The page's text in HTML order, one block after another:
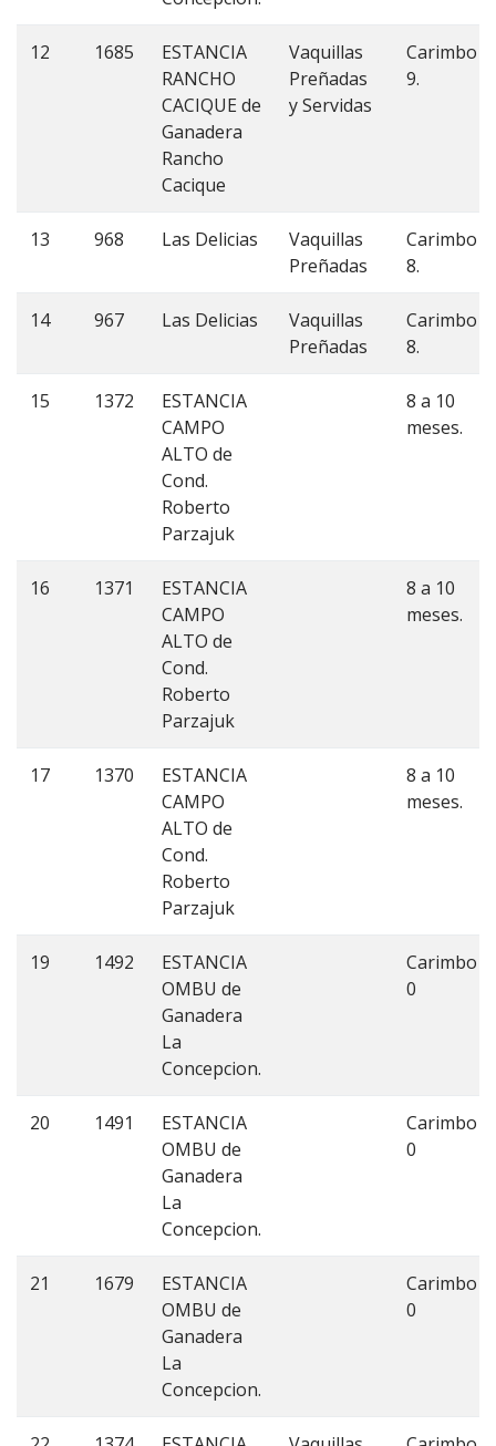
12 1685
ESTANCIA
RANCHO
CACIQUE de
Ganadera
Rancho
Cacique
Vaquillas
Preñadas
y Servidas
Carimbo
9.
13 968 Las Delicias
Vaquillas
Preñadas
Carimbo
8.
14 967 Las Delicias
Vaquillas
Preñadas
Carimbo
8.
15 1372
ESTANCIA
CAMPO
ALTO de
Cond.
Roberto
Parzajuk
8 a 10
meses.
16 1371
ESTANCIA
CAMPO
ALTO de
Cond.
Roberto
Parzajuk
8 a 10
meses.
17 1370
ESTANCIA
CAMPO
ALTO de
Cond.
Roberto
Parzajuk
8 a 10
meses.
19 1492
ESTANCIA
OMBU de
Ganadera
La
Concepcion.
Carimbo
0
20 1491
ESTANCIA
OMBU de
Ganadera
La
Concepcion.
Carimbo
0
21 1679
ESTANCIA
OMBU de
Ganadera
La
Concepcion.
Carimbo
0